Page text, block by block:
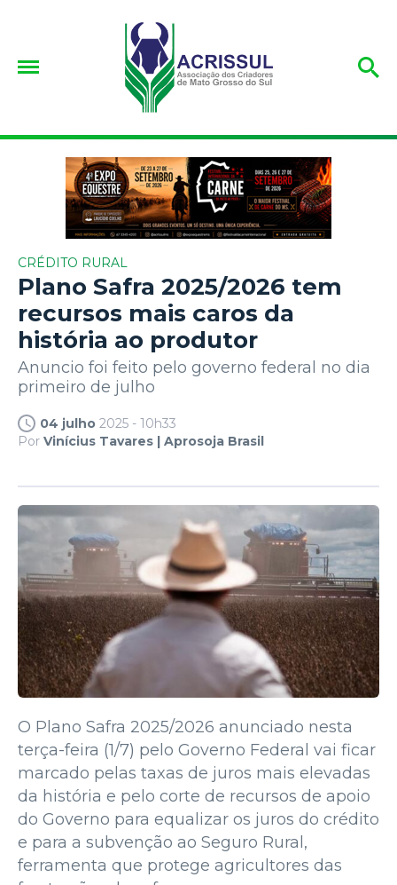
CRÉDITO RURAL
Plano Safra 2025/2026 tem
recursos mais caros da
história ao produtor
Anuncio foi feito pelo governo federal no dia
primeiro de julho
04 julho 2025 - 10h33
Por Vinícius Tavares | Aprosoja Brasil
O Plano Safra 2025/2026 anunciado nesta
terça-feira (1/7) pelo Governo Federal vai ficar
marcado pelas taxas de juros mais elevadas
da história e pelo corte de recursos de apoio
do Governo para equalizar os juros do crédito
e para a subvenção ao Seguro Rural,
ferramenta que protege agricultores das